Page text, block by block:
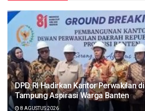
DPD RI Hadirkan Kantor Perwakilan
Tampung Aspirasi Warga Banten
8 AGUSTUS 2026